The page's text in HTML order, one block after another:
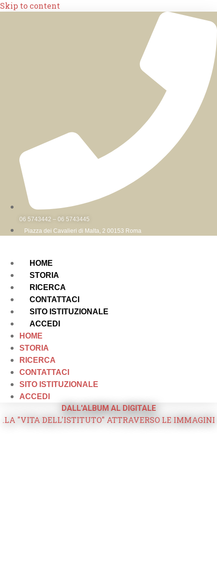
Skip to content
06 5743442 – 06 5743445
Piazza dei Cavalieri di Malta, 2 00153 Roma
HOME
STORIA
RICERCA
CONTATTACI
SITO ISTITUZIONALE
ACCEDI
HOME
STORIA
RICERCA
CONTATTACI
SITO ISTITUZIONALE
ACCEDI
DALL'ALBUM AL DIGITALE
.LA "VITA DELL'ISTITUTO" ATTRAVERSO LE IMMAGINI